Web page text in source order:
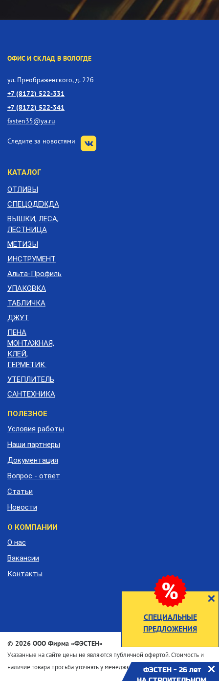
СПЕЦИАЛЬНЫЕ
ПРЕДЛОЖЕНИЯ
ФЭСТЕН - 26 лет
ОФИС И СКЛАД В ВОЛОГДЕ
ул. Преображенского, д. 22б
+7 (8172) 522-331
+7 (8172) 522-341
fasten35@ya.ru
Следите за новостями
КАТАЛОГ
ОТЛИВЫ
СПЕЦОДЕЖДА
ВЫШКИ, ЛЕСА,
ЛЕСТНИЦА
МЕТИЗЫ
ИНСТРУМЕНТ
Альта-Профиль
УПАКОВКА
ТАБЛИЧКА
ДЖУТ
ПЕНА
МОНТАЖНАЯ,
КЛЕЙ,
ГЕРМЕТИК.
УТЕПЛИТЕЛЬ
САНТЕХНИКА
Меню
подвала
ПОЛЕЗНОЕ
Условия работы
Наши партнеры
Документация
Вопрос - ответ
Статьи
Новости
О КОМПАНИИ
О нас
Вакансии
Контакты
© 2026 ООО Фирма «ФЭСТЕН»
Указанные на сайте цены не являются публичной офертой. Стоимость и
наличие товара просьба уточнять у менеджеров по телефону